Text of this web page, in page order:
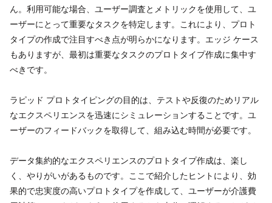
ん。利用可能な場合、ユーザー調査とメトリックを使用して、ユ
ーザーにとって重要なタスクを特定します。これにより、プロト
タイプの作成で注目すべき点が明らかになります。エッジ ケース
もありますが、最初は重要なタスクのプロトタイプ作成に集中す
べきです。
ラピッド プロトタイピングの目的は、テストや反復のためリアル
なエクスペリエンスを迅速にシミュレーションすることです。ユ
ーザーのフィードバックを取得して、組み込む時間が必要です。
データ集約的なエクスペリエンスのプロトタイプ作成は、楽し
く、やりがいがあるものです。ここで紹介したヒントにより、効
果的で忠実度の高いプロトタイプを作成して、ユーザーが介護費